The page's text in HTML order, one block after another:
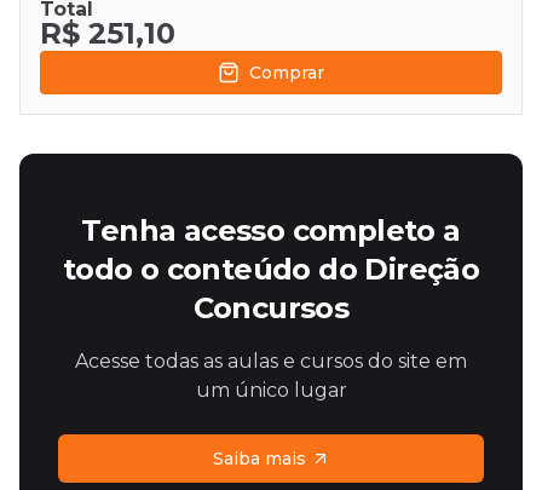
Total
R$ 251,10
Comprar
Tenha acesso completo a
todo o conteúdo do Direção
Concursos
Acesse todas as aulas e cursos do site em
um único lugar
Saiba mais